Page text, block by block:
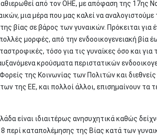
από τον ΟΗΕ, με απόφαση της 17ης
μια μέρα που μας καλεί να
βίας σε βάρος των γυναικών. Πρόκειται για
μορφές, από την ενδοοικογενειακή βία
τόσο για τις γυναίκες όσο και
κρούσματα περιστατικών
της Κοινωνίας των Πολιτών και
της ΕΕ, και πολλοί άλλοι, επισημαίνουν τα
είναι ιδιαιτέρως ανησυχητικά καθώς
περί καταπολέμησης της Βίας κατά των